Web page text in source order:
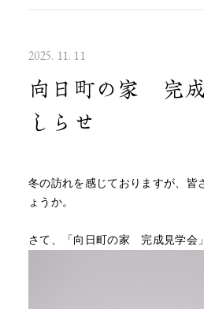
2025. 11. 11
向日町の家 完
しらせ
冬の訪れを感じておりますが、皆
ょうか。
さて、「向日町の家 完成見学会